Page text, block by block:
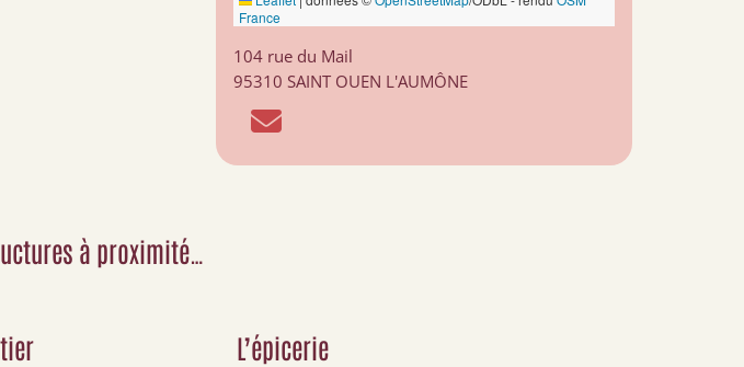
France
104 rue du Mail
95310 SAINT OUEN L'AUMÔNE
à proximité…
L’épicerie